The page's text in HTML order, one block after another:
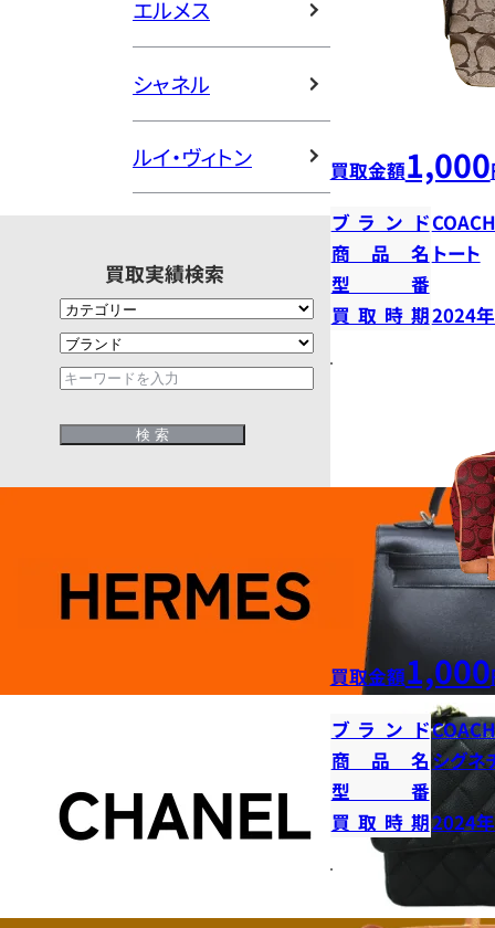
エルメス
シャネル
ルイ・ヴィトン
買取実績検索
買取金額1,000
ブランドCOACH
商品名 トート
型番
買取時期2024
買取金額1,000
ブランドCOACH
商品名シグネ
型番
買取時期2024